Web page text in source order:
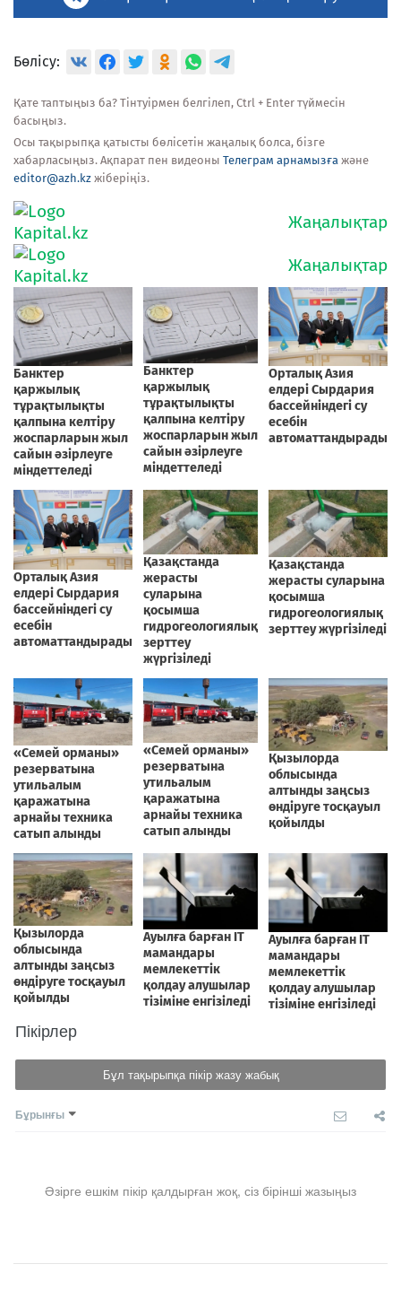
Бөлісу:
Қате таптыңыз ба? Тінтуірмен белгілеп, Ctrl + Enter түймесін
басыңыз.
Осы тақырыпқа қатысты бөлісетін жаңалық болса, бізге
хабарласыңыз. Ақпарат пен видеоны Телеграм арнамызға және
editor@azh.kz жіберіңіз.
Пікірлер
Бұл тақырыпқа пікір жазу жабық
Бұрынғы
Әзірге ешкім пікір қалдырған жоқ, сіз бірінші жазыңыз